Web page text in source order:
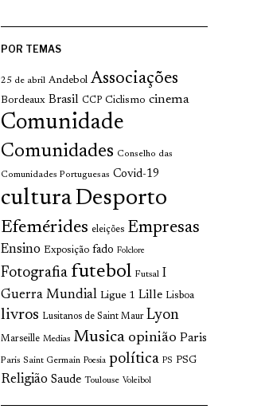
POR TEMAS
25 de abril Andebol Associações
Bordeaux Brasil CCP Ciclismo cinema
Comunidade
Comunidades Conselho das
Comunidades Portuguesas Covid-19
culturaDesporto
Efemérides eleições Empresas
Ensino Exposição fado Folclore
Fotografia futebol Futsal I
Guerra Mundial Ligue 1 Lille Lisboa
livros Lusitanos de Saint Maur Lyon
Marseille Medias Musica opinião Paris
Paris Saint Germain Poesia política PS PSG
Religião Saude Toulouse Voleibol